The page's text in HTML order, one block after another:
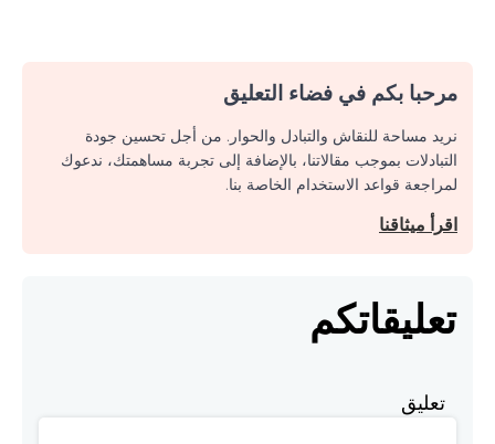
مرحبا بكم في فضاء التعليق
نريد مساحة للنقاش والتبادل والحوار. من أجل تحسين جودة
التبادلات بموجب مقالاتنا، بالإضافة إلى تجربة مساهمتك، ندعوك
لمراجعة قواعد الاستخدام الخاصة بنا.
اقرأ ميثاقنا
تعليقاتكم
تعليق